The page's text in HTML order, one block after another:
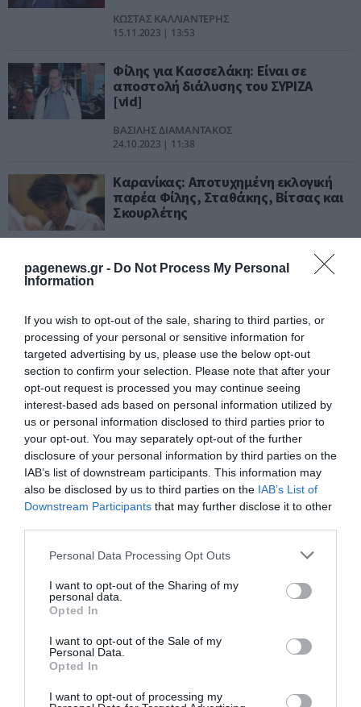
pagenews.gr - Do Not Process My Personal
Information
If you wish to opt-out of the sale, sharing to third parties, or
processing of your personal or sensitive information for
targeted advertising by us, please use the below opt-out
section to confirm your selection. Please note that after your
opt-out request is processed you may continue seeing
interest-based ads based on personal information utilized by
us or personal information disclosed to third parties prior to
your opt-out. You may separately opt-out of the further
disclosure of your personal information by third parties on the
IAB’s list of downstream participants. This information may
also be disclosed by us to third parties on the IAB’s List of
Downstream Participants that may further disclose it to other
Please note that this website/app uses one or more Google
not limited to your visit or usage behaviour. You may click to
grant or deny consent to Google and its third-party tags to
use your data for below specified purposes in below Google
consent section.
Personal Data Processing Opt Outs
I want to opt-out of the Sharing of my
personal data.
Opted In
I want to opt-out of the Sale of my
Personal Data.
Opted In
I want to opt-out of processing my
ΚΩΣΤΑΣ ΚΑΛΛΙΑΝΤΕΡΗΣ
15.11.2023 | 13:53
Φίλης για Κασσελάκη: Είναι σε
αποστολή διάλυσης του ΣΥΡΙΖΑ
[vid]
ΒΑΣΙΛΗΣ ΔΙΑΜΑΝΤΑΚΟΣ
24.10.2023 | 11:38
Καρανίκας: Αποτυχημένη εκλογική
παρέα Φίλης, Σταθάκης, Βίτσας και
Σκουρλέτης
ΚΩΣΤΑΣ ΚΑΛΛΙΑΝΤΕΡΗΣ
Αριστερά
ΒΑΣΙΛΗΣ ΔΙΑΜΑΝΤΑΚΟΣ
21.09.2023 | 12:21
Άναψαν τα αίματα με Φίλη - Συρίγο
για το ΕΣΥ: «Είστε αδιάφοροι,
πεθαίνει ο κόσμος στην καρότσα»
ΒΑΣΙΛΗΣ ΔΙΑΜΑΝΤΑΚΟΣ
10.06.2023 | 10:03
Εκλογές 2023: Βόμβα από Φίλη
υπαινίσσεται νοθεία στις εκλογές
19.05.2023 | 08:59
μπούλινγκ κατά Φίλη και μαζεύουν
υπογραφές κατά Πολάκη
04.02.2022 | 21:29